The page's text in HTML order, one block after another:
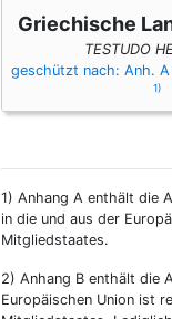
Griechische
TESTUDO
geschützt nach: Anh.
1)
1) Anhang A enthält die
in die und aus der
Mitgliedstaates.
2) Anhang B enthält die
Europäischen Union ist